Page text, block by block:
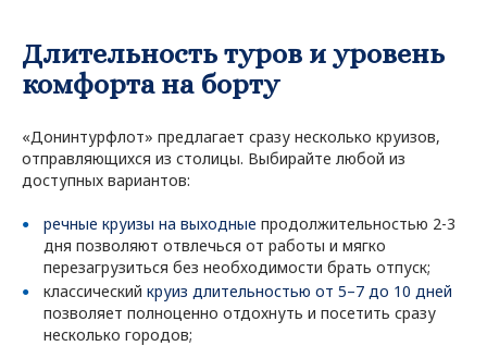
Длительность туров и уровень
комфорта на борту
«Донинтурфлот» предлагает сразу несколько круизов,
отправляющихся из столицы. Выбирайте любой из
доступных вариантов:
речные круизы на выходные продолжительностью 2-3
дня позволяют отвлечься от работы и мягко
перезагрузиться без необходимости брать отпуск;
классический круиз длительностью от 5–7 до 10 дней
позволяет полноценно отдохнуть и посетить сразу
несколько городов;